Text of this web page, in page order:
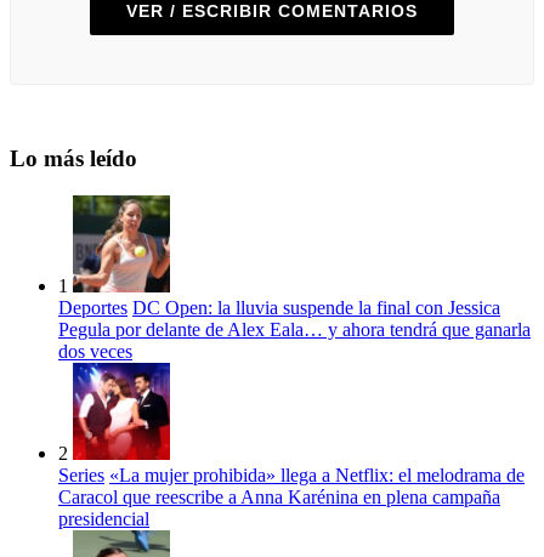
VER / ESCRIBIR COMENTARIOS
Lo más leído
1
Deportes DC Open: la lluvia suspende la final con Jessica
Pegula por delante de Alex Eala… y ahora tendrá que ganarla
dos veces
2
Series «La mujer prohibida» llega a Netflix: el melodrama de
Caracol que reescribe a Anna Karénina en plena campaña
presidencial